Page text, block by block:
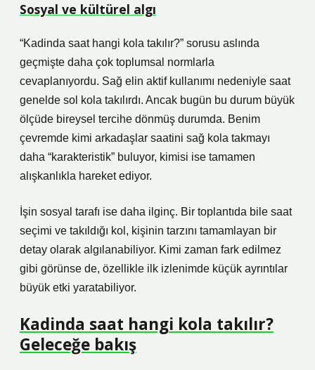
Sosyal ve kültürel algı
“Kadinda saat hangi kola takılır?” sorusu aslında
geçmişte daha çok toplumsal normlarla
cevaplanıyordu. Sağ elin aktif kullanımı nedeniyle saat
genelde sol kola takılırdı. Ancak bugün bu durum büyük
ölçüde bireysel tercihe dönmüş durumda. Benim
çevremde kimi arkadaşlar saatini sağ kola takmayı
daha “karakteristik” buluyor, kimisi ise tamamen
alışkanlıkla hareket ediyor.
İşin sosyal tarafı ise daha ilginç. Bir toplantıda bile saat
seçimi ve takıldığı kol, kişinin tarzını tamamlayan bir
detay olarak algılanabiliyor. Kimi zaman fark edilmez
gibi görünse de, özellikle ilk izlenimde küçük ayrıntılar
büyük etki yaratabiliyor.
Kadinda saat hangi kola takılır?
Geleceğe bakış